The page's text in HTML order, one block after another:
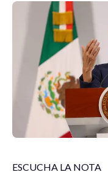
ESCUCHA LA NOTA